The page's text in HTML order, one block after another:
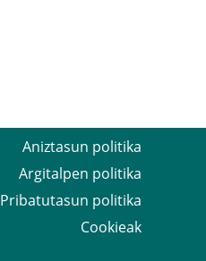
Aniztasun politika
Argitalpen politika
Pribatutasun politika
Cookieak